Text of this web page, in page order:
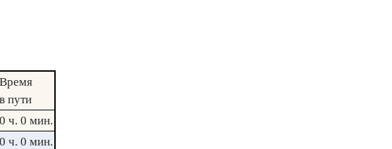
Время
в пути
0 ч. 0 мин.
0 ч. 0 мин.